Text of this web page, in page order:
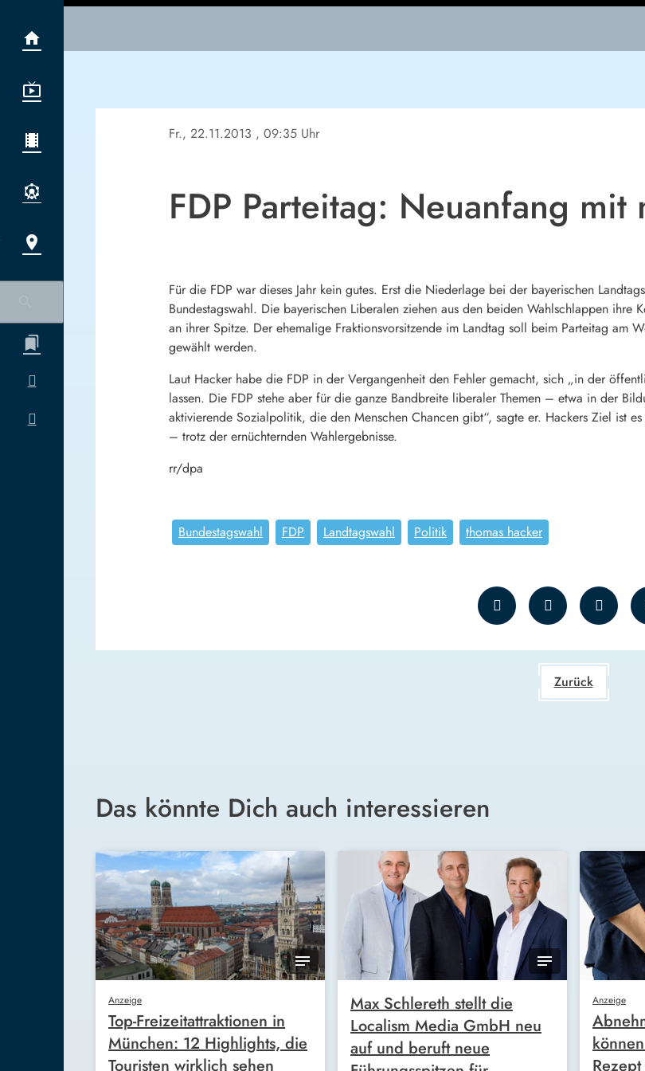
Fr., 22.11.2013 , 09:35 Uhr
FDP Parteitag: Neuanfang mit
Für die FDP war dieses Jahr kein gutes. Erst die Niederlage bei der bayerischen
Bundestagswahl. Die bayerischen Liberalen ziehen aus den beiden Wahlschlappen ihre
an ihrer Spitze. Der ehemalige Fraktionsvorsitzende im Landtag soll beim Parteitag am
gewählt werden.
Laut Hacker habe die FDP in der Vergangenheit den Fehler gemacht, sich „in der
lassen. Die FDP stehe aber für die ganze Bandbreite liberaler Themen – etwa in der
aktivierende Sozialpolitik, die den Menschen Chancen gibt“, sagte er. Hackers Ziel ist
– trotz der ernüchternden Wahlergebnisse.
rr/dpa
Bundestagswahl FDP Landtagswahl Politik thomas hacker
Zurück
Das könnte Dich auch interessieren
Anzeige
Top-Freizeitattraktionen in
München: 12 Highlights, die
Touristen wirklich sehen
Max Schlereth stellt die
Localism Media GmbH neu
auf und beruft neue
Anzeige